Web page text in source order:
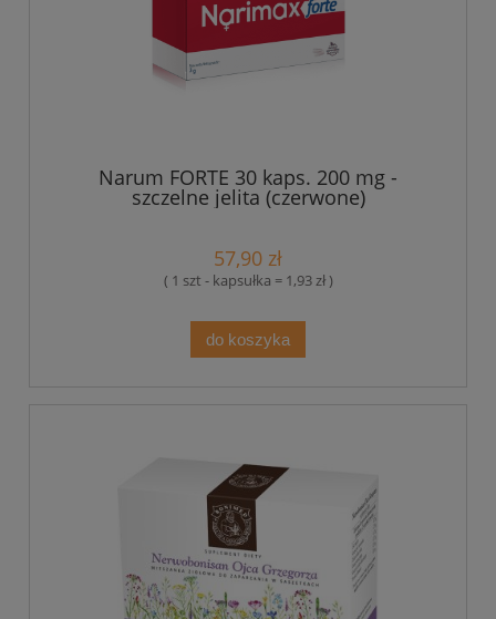
Narum FORTE 30 kaps. 200 mg -
szczelne jelita (czerwone)
57,90 zł
( 1 szt - kapsułka = 1,93 zł )
do koszyka